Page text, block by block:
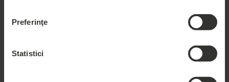
Preferinţe
Statistici
Rezervați cele mai bune oferte aici. Dacă doriți să vă înscrieți în programul